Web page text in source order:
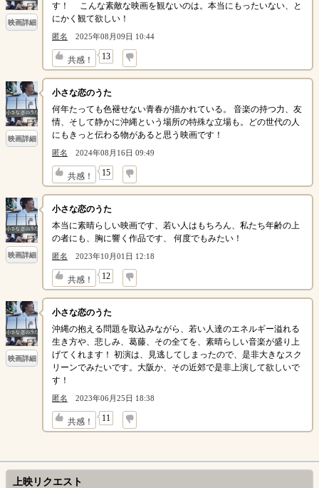
映画詳細
す！ こんな素敵な映画を観ないのは。本当にもったいない、と
にかく観て欲しい！
匿名 2025年08月09日 10:44
共感！ 13
↓
映画詳細
小さな恋のうた
何年たっても色褪せない青春が描かれている。 音楽の持つ力、友
情、そして静かに沖縄という場所の特殊な立場も。どの世代の人
にもきっと伝わる物があると思う映画です！
匿名 2024年08月16日 09:49
共感！ 15
↓
映画詳細
小さな恋のうた
本当に素晴らしい映画です、若い人はもちろん、私たち年齢の上
の者にも、胸に響く作品です、 何度でもみたい！
匿名 2023年10月01日 12:18
共感！ 12
↓
映画詳細
小さな恋のうた
沖縄の抱える問題を取込みながら、若い人達のエネルギー溢れる
生き方や、悲しみ、葛藤、その全てを、素晴らしい音楽が盛り上
げてくれます！ 初演は、見逃してしまったので、是非大きなスク
リーンでみたいです。大阪か、その近郊で是非上演して欲しいで
す！
匿名 2023年06月25日 18:38
共感！ 11
↓
上映リクエスト